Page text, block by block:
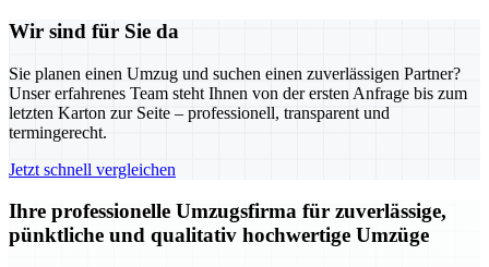
Wir sind für Sie da
Sie planen einen Umzug und suchen einen zuverlässigen Partner?
Unser erfahrenes Team steht Ihnen von der ersten Anfrage bis zum
letzten Karton zur Seite – professionell, transparent und
termingerecht.
Jetzt schnell vergleichen
Ihre professionelle Umzugsfirma für zuverlässige,
pünktliche und qualitativ hochwertige Umzüge